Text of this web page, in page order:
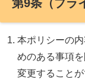
第9条（プラ
本ポリシーの
めのある事項
変更することが